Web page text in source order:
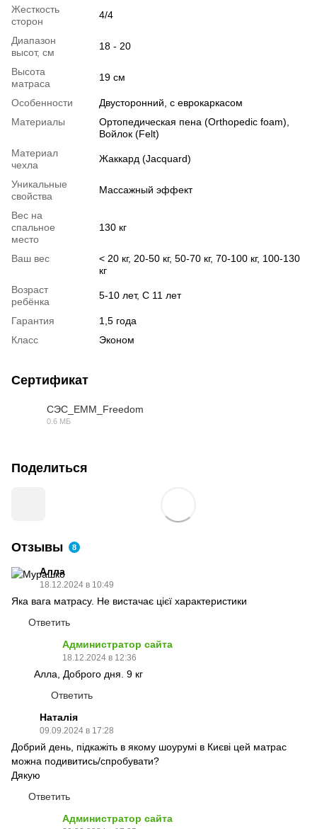
Жесткость
сторон
4/4
Диапазон
высот, см
18 - 20
Высота
матраса
19 см
Особенности
Двусторонний, с еврокаркасом
Материалы
Ортопедическая пена (Orthopedic foam),
Войлок (Felt)
Материал
чехла
Жаккард (Jacquard)
Уникальные
свойства
Массажный эффект
Вес на
спальное
место
130 кг
Ваш вес
< 20 кг, 20-50 кг, 50-70 кг, 70-100 кг, 100-130
кг
Возраст
ребёнка
5-10 лет, С 11 лет
Гарантия
1,5 года
Класс
Эконом
Сертификат
СЭС_ЕММ_Freedom
0.6 МБ
Поделиться
Отзывы 8
Алла
18.12.2024 в 10:49
Яка вага матрасу. Не вистачає цієї характеристики
Ответить
Администратор сайта
18.12.2024 в 12:36
Алла, Доброго дня. 9 кг
Ответить
Наталія
09.09.2024 в 17:28
Добрий день, підкажіть в якому шоурумі в Києві цей матрас
можна подивитись/спробувати?
Дякую
Ответить
Администратор сайта